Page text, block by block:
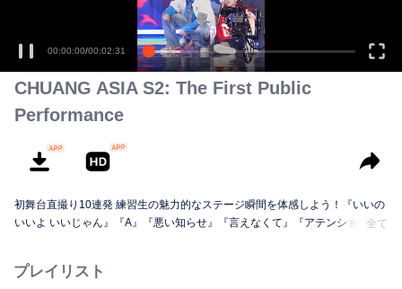
00:00:00/00:02:31
CHUANG ASIA S2: The First Public
Performance
初舞台直撮り10連発 練習生の魅力的なステージ瞬間を体感しよう！『いいの
いいよ いいじゃん』『A』『悪い知らせ』『言えなくて』『アテンション』
全て
プレイリスト